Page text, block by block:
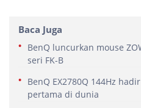
Baca Juga
BenQ luncurkan mouse
seri FK-B
BenQ EX2780Q 144Hz
pertama di dunia